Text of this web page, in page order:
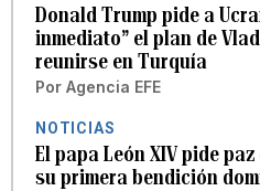
Donald Trump pide a
inmediato” el plan de
reunirse en Turquía
Por Agencia EFE
NOTICIAS
El papa León XIV pide
su primera bendición